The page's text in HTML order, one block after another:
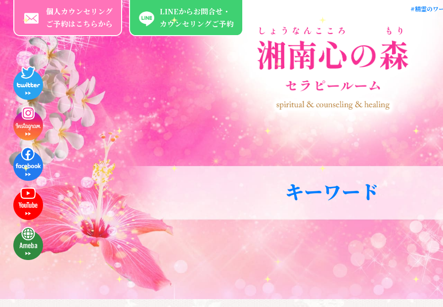
個人カウンセリング
ご予約はこちらから
LINEからお問合せ・
カウンセリングご予約
#精霊のワ
キーワード